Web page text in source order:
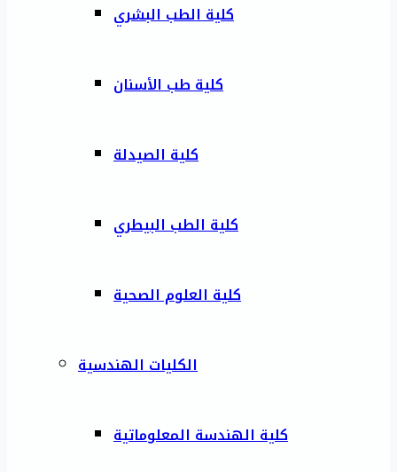
كلية الطب البشري
كلية طب الأسنان
كلية الصيدلة
كلية الطب البيطري
كلية العلوم الصحية
الكليات الهندسية
كلية الهندسة المعلوماتية